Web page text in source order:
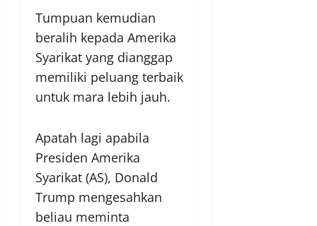
Tumpuan kemudian
beralih kepada Amerika
Syarikat yang dianggap
memiliki peluang terbaik
untuk mara lebih jauh.
Apatah lagi apabila
Presiden Amerika
Syarikat (AS), Donald
Trump mengesahkan
beliau meminta